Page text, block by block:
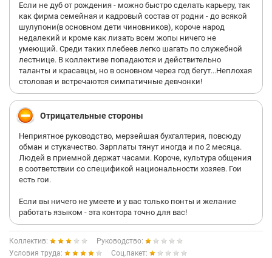
Если не дуб от рождения - можно быстро сделать карьеру, так
как фирма семейная и кадровый состав от родни - до всякой
шулупони(в основном дети чиновников), короче народ
недалекий и кроме как лизать всем жопы ничего не
умеющий. Среди таких плебеев легко шагать по служебной
лестнице. В коллективе попадаются и действительно
таланты и красавцы, но в основном через год бегут...Неплохая
столовая и встречаются симпатичные девчонки!
Отрицательные стороны
Неприятное руководство, мерзейшая бухгалтерия, повсюду
обман и стукачество. Зарплаты тянут иногда и по 2 месяца.
Людей в приемной держат часами. Короче, культура общения
в соответствии со спецификой национальности хозяев. Гои
есть гои.
Если вы ничего не умеете и у вас только понты и желание
работать языком - эта контора точно для вас!
Коллектив:
Руководство:
Условия труда:
Соц.пакет: